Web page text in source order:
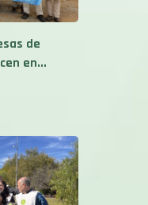
de
en...